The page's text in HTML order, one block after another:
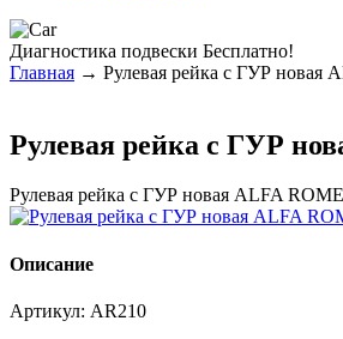
Диагностика подвески Бесплатно!
Главная → Рулевая рейка с ГУР новая
Рулевая рейка с ГУР
Рулевая рейка с ГУР новая ALFA
Описание
Артикул: AR210